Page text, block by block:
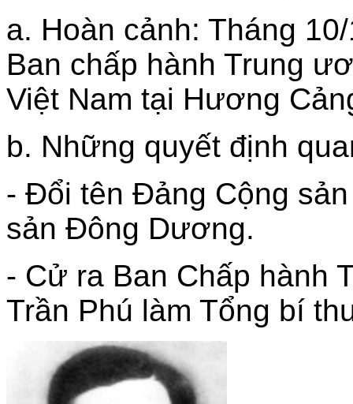
a. Hoàn cảnh: Tháng
Ban chấp hành Trung
Việt Nam tại Hương
b. Những quyết định
- Đổi tên Đảng Cộng
sản Đông Dương.
- Cử ra Ban Chấp hành
Trần Phú làm Tổng bí